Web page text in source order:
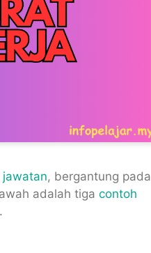
jawatan, bergantung pada
adalah tiga contoh